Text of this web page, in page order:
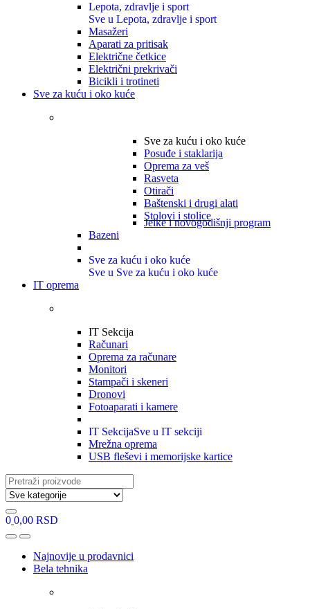
Lepota, zdravlje i sport
Sve u Lepota, zdravlje i sport
Masažeri
Aparati za pritisak
Električne četkice
Električni prekrivači
Bicikli i trotineti
Sve za kuću i oko kuće
Sve za kuću i oko kuće
Posuđe i staklarija
Oprema za veš
Rasveta
Otirači
Baštenski i drugi alati
Stolovi i stolice
Jelke i novogodišnji program
Bazeni
Sve za kuću i oko kuće
Sve u Sve za kuću i oko kuće
IT oprema
IT Sekcija
Računari
Oprema za računare
Monitori
Stampači i skeneri
Dronovi
Fotoaparati i kamere
IT SekcijaSve u IT sekciji
Mrežna oprema
USB fleševi i memorijske kartice
Search
for:
0 0,00 RSD
OpenClose
Najnovije u prodavnici
Bela tehnika